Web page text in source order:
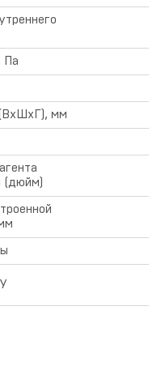
Па
мм
(дюйм)